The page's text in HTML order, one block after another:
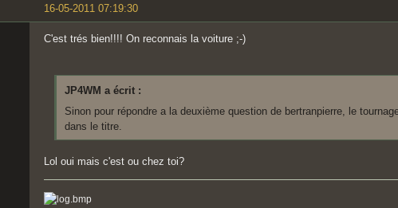
16-05-2011 07:19:30
C'est trés bien!!!! On reconnais la voiture ;-)
JP4WM a écrit :
Sinon pour répondre a la deuxième question de bertranpierre, le
dans le titre.
Lol oui mais c'est ou chez toi?